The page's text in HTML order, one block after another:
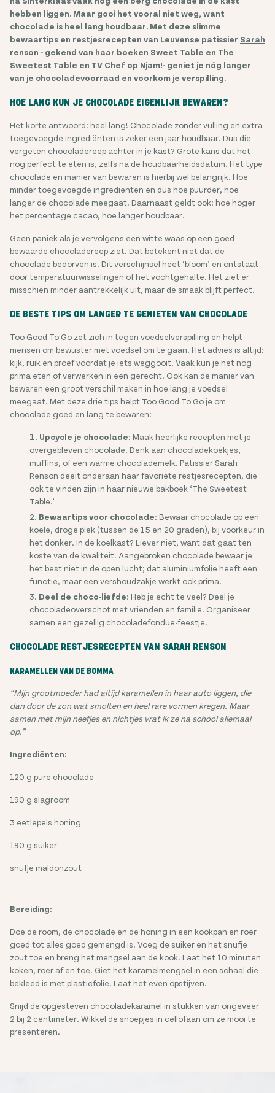
hebben liggen. Maar gooi het vooral niet weg, want
chocolade is heel lang houdbaar. Met deze slimme
bewaartips en restjesrecepten van Leuvense patissier Sarah
renson - gekend van haar boeken Sweet Table en The
Sweetest Table en TV Chef op Njam!- geniet je nóg langer
van je chocoladevoorraad en voorkom je verspilling.
HOE LANG KUN JE CHOCOLADE EIGENLIJK BEWAREN?
Het korte antwoord: heel lang! Chocolade zonder vulling en extra
toegevoegde ingrediënten is zeker een jaar houdbaar. Dus die
vergeten chocoladereep achter in je kast? Grote kans dat het
nog perfect te eten is, zelfs na de houdbaarheidsdatum. Het type
chocolade en manier van bewaren is hierbij wel belangrijk. Hoe
minder toegevoegde ingrediënten en dus hoe puurder, hoe
langer de chocolade meegaat. Daarnaast geldt ook: hoe hoger
het percentage cacao, hoe langer houdbaar.
Geen paniek als je vervolgens een witte waas op een goed
bewaarde chocoladereep ziet. Dat betekent niet dat de
chocolade bedorven is. Dit verschijnsel heet ‘bloom’ en ontstaat
door temperatuurwisselingen of het vochtgehalte. Het ziet er
misschien minder aantrekkelijk uit, maar de smaak blijft perfect.
DE BESTE TIPS OM LANGER TE GENIETEN VAN CHOCOLADE
Too Good To Go zet zich in tegen voedselverspilling en helpt
mensen om bewuster met voedsel om te gaan. Het advies is altijd:
kijk, ruik en proef voordat je iets weggooit. Vaak kun je het nog
prima eten of verwerken in een gerecht. Ook kan de manier van
bewaren een groot verschil maken in hoe lang je voedsel
meegaat. Met deze drie tips helpt Too Good To Go je om
chocolade goed en lang te bewaren:
Upcycle je chocolade: Maak heerlijke recepten met je
overgebleven chocolade. Denk aan chocoladekoekjes,
muffins, of een warme chocolademelk. Patissier Sarah
Renson deelt onderaan haar favoriete restjesrecepten, die
ook te vinden zijn in haar nieuwe bakboek ‘The Sweetest
Table.’
Bewaartips voor chocolade: Bewaar chocolade op een
koele, droge plek (tussen de 15 en 20 graden), bij voorkeur in
het donker. In de koelkast? Liever niet, want dat gaat ten
koste van de kwaliteit. Aangebroken chocolade bewaar je
het best niet in de open lucht; dat aluminiumfolie heeft een
functie, maar een vershoudzakje werkt ook prima.
Deel de choco-liefde: Heb je echt te veel? Deel je
chocoladeoverschot met vrienden en familie. Organiseer
samen een gezellig chocoladefondue-feestje.
CHOCOLADE RESTJESRECEPTEN VAN SARAH RENSON
KARAMELLEN VAN DE BOMMA
“Mijn grootmoeder had altijd karamellen in haar auto liggen, die
dan door de zon wat smolten en heel rare vormen kregen. Maar
samen met mijn neefjes en nichtjes vrat ik ze na school allemaal
op.”
Ingrediënten:
120 g pure chocolade
190 g slagroom
3 eetlepels honing
190 g suiker
snufje maldonzout
Bereiding:
Doe de room, de chocolade en de honing in een kookpan en roer
goed tot alles goed gemengd is. Voeg de suiker en het snufje
zout toe en breng het mengsel aan de kook. Laat het 10 minuten
koken, roer af en toe. Giet het karamelmengsel in een schaal die
bekleed is met plasticfolie. Laat het even opstijven.
Snijd de opgesteven chocoladekaramel in stukken van ongeveer
2 bij 2 centimeter. Wikkel de snoepjes in cellofaan om ze mooi te
presenteren.